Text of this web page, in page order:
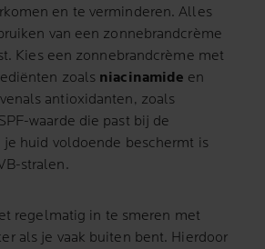
en te verminderen. Alles
van een zonnebrandcrème
Kies een zonnebrandcrème met
zoals niacinamide en
antioxidanten, zoals
waarde die past bij de
huid voldoende beschermt is
stralen.
regelmatig in te smeren met
als je vaak buiten bent. Hierdoor